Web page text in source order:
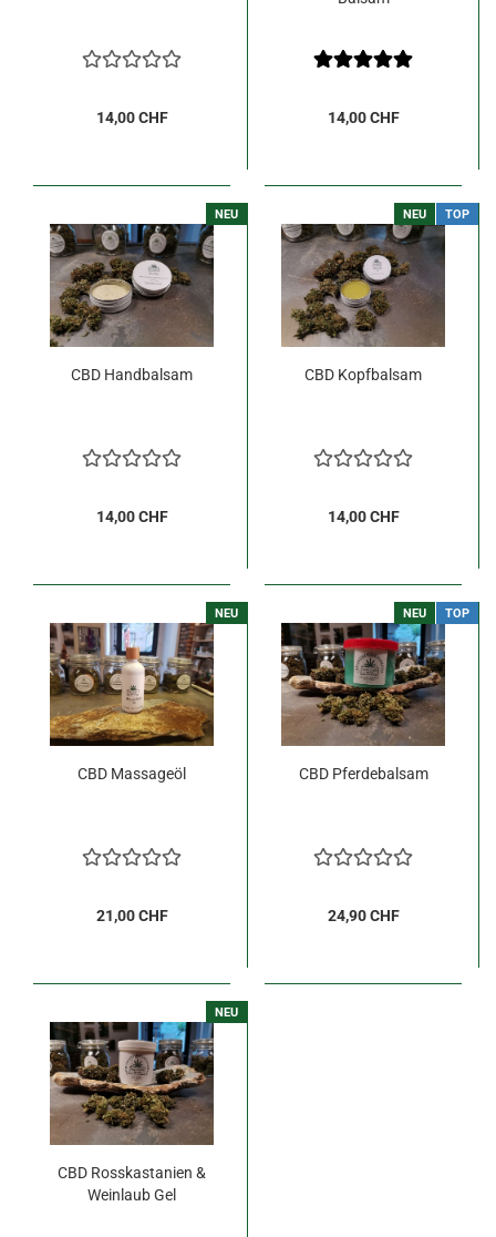
14,00 CHF 14,00 CHF
NEU
CBD Handbalsam
14,00 CHF
NEU TOP
CBD Kopfbalsam
14,00 CHF
NEU
CBD Massageöl
21,00 CHF
NEU TOP
CBD Pferdebalsam
24,90 CHF
NEU
CBD Rosskastanien &
Weinlaub Gel